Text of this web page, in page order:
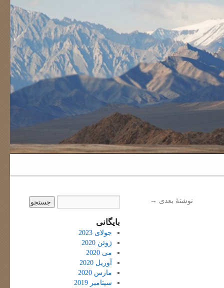
نوشتهٔ بعدی →
بایگانی
جولای 2023
ژوئن 2020
می 2020
آوریل 2020
مارس 2020
سپتامبر 2019